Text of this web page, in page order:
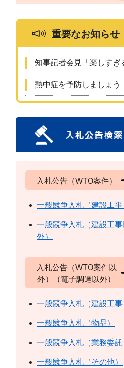
重要なお知らせ
知事記者会見「楽しすぎ
熱中症を予防しましょう
入札公告（WTO案件）
一般競争入札（建設工事
一般競争入札（建設工事
外）
入札公告（WTO案件以
外）（電子調達以外）
一般競争入札（建設工事
一般競争入札（物品）
一般競争入札（業務委託
一般競争入札（その他）